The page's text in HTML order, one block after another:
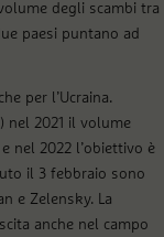
degli scambi tra
paesi puntano ad
per l’Ucraina.
nel 2021 il volume
nel 2022 l’obiettivo è
il 3 febbraio sono
e Zelensky. La
anche nel campo